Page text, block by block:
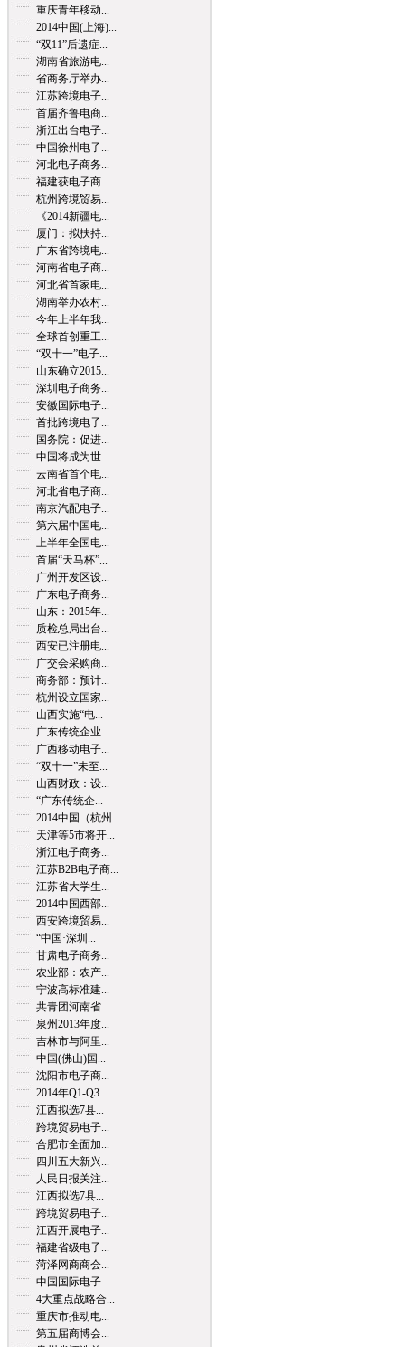
重庆青年移动...
2014中国(上海)...
“双11”后遗症...
湖南省旅游电...
省商务厅举办...
江苏跨境电子...
首届齐鲁电商...
浙江出台电子...
中国徐州电子...
河北电子商务...
福建获电子商...
杭州跨境贸易...
《2014新疆电...
厦门：拟扶持...
广东省跨境电...
河南省电子商...
河北省首家电...
湖南举办农村...
今年上半年我...
全球首创重工...
“双十一”电子...
山东确立2015...
深圳电子商务...
安徽国际电子...
首批跨境电子...
国务院：促进...
中国将成为世...
云南省首个电...
河北省电子商...
南京汽配电子...
第六届中国电...
上半年全国电...
首届“天马杯”...
广州开发区设...
广东电子商务...
山东：2015年...
质检总局出台...
西安已注册电...
广交会采购商...
商务部：预计...
杭州设立国家...
山西实施“电...
广东传统企业...
广西移动电子...
“双十一”未至...
山西财政：设...
“广东传统企...
2014中国（杭州...
天津等5市将开...
浙江电子商务...
江苏B2B电子商...
江苏省大学生...
2014中国西部...
西安跨境贸易...
“中国·深圳...
甘肃电子商务...
农业部：农产...
宁波高标准建...
共青团河南省...
泉州2013年度...
吉林市与阿里...
中国(佛山)国...
沈阳市电子商...
2014年Q1-Q3...
江西拟选7县...
跨境贸易电子...
合肥市全面加...
四川五大新兴...
人民日报关注...
江西拟选7县...
跨境贸易电子...
江西开展电子...
福建省级电子...
菏泽网商商会...
中国国际电子...
4大重点战略合...
重庆市推动电...
第五届商博会...